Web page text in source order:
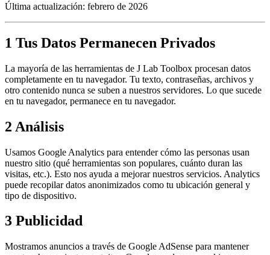
Última actualización: febrero de 2026
1 Tus Datos Permanecen Privados
La mayoría de las herramientas de J Lab Toolbox procesan datos
completamente en tu navegador. Tu texto, contraseñas, archivos y
otro contenido nunca se suben a nuestros servidores. Lo que sucede
en tu navegador, permanece en tu navegador.
2 Análisis
Usamos Google Analytics para entender cómo las personas usan
nuestro sitio (qué herramientas son populares, cuánto duran las
visitas, etc.). Esto nos ayuda a mejorar nuestros servicios. Analytics
puede recopilar datos anonimizados como tu ubicación general y
tipo de dispositivo.
3 Publicidad
Mostramos anuncios a través de Google AdSense para mantener